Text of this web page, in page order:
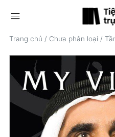
menu
Trang chủ / Chưa phân loại /